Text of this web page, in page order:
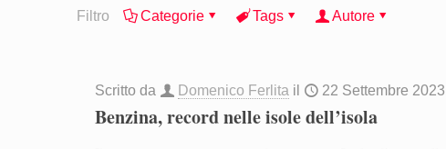
Filtro Categorie Tags Autore
Scritto da Domenico Ferlita il 22 Settembre 2023
Benzina, record nelle isole dell’isola